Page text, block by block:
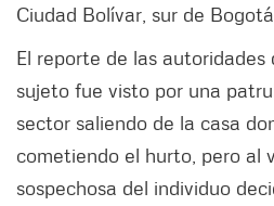
Ciudad Bolívar, sur de
El reporte de las autoridades
sujeto fue visto por una
sector saliendo de la casa
cometiendo el hurto, pero al
sospechosa del individuo